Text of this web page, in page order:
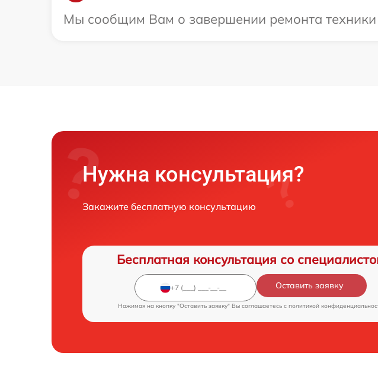
Мы сообщим Вам о завершении ремонта техники
Нужна консультация?
Закажите бесплатную консультацию
Бесплатная консультация со
Оставить заявку
Нажимая на кнопку "Оставить заявку" Вы соглашаетесь c политикой